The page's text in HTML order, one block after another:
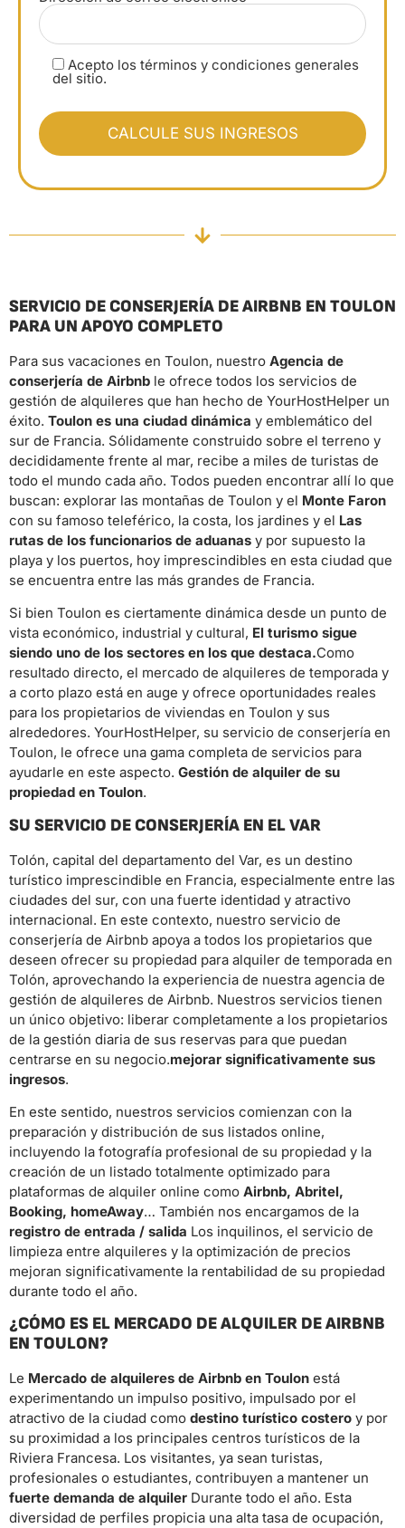
Acepto los términos y condiciones generales
del sitio.
SERVICIO DE CONSERJERÍA DE AIRBNB EN TOULON
PARA UN APOYO COMPLETO
Para sus vacaciones en Toulon, nuestro Agencia de
conserjería de Airbnb le ofrece todos los servicios de
gestión de alquileres que han hecho de YourHostHelper un
éxito. Toulon es una ciudad dinámica y emblemático del
sur de Francia. Sólidamente construido sobre el terreno y
decididamente frente al mar, recibe a miles de turistas de
todo el mundo cada año. Todos pueden encontrar allí lo que
buscan: explorar las montañas de Toulon y el Monte Faron
con su famoso teleférico, la costa, los jardines y el Las
rutas de los funcionarios de aduanas y por supuesto la
playa y los puertos, hoy imprescindibles en esta ciudad que
se encuentra entre las más grandes de Francia.
Si bien Toulon es ciertamente dinámica desde un punto de
vista económico, industrial y cultural, El turismo sigue
siendo uno de los sectores en los que destaca.Como
resultado directo, el mercado de alquileres de temporada y
a corto plazo está en auge y ofrece oportunidades reales
para los propietarios de viviendas en Toulon y sus
alrededores. YourHostHelper, su servicio de conserjería en
Toulon, le ofrece una gama completa de servicios para
ayudarle en este aspecto. Gestión de alquiler de su
propiedad en Toulon.
SU SERVICIO DE CONSERJERÍA EN EL VAR
Tolón, capital del departamento del Var, es un destino
turístico imprescindible en Francia, especialmente entre las
ciudades del sur, con una fuerte identidad y atractivo
internacional. En este contexto, nuestro servicio de
conserjería de Airbnb apoya a todos los propietarios que
deseen ofrecer su propiedad para alquiler de temporada en
Tolón, aprovechando la experiencia de nuestra agencia de
gestión de alquileres de Airbnb. Nuestros servicios tienen
un único objetivo: liberar completamente a los propietarios
de la gestión diaria de sus reservas para que puedan
centrarse en su negocio.mejorar significativamente sus
ingresos.
En este sentido, nuestros servicios comienzan con la
preparación y distribución de sus listados online,
incluyendo la fotografía profesional de su propiedad y la
creación de un listado totalmente optimizado para
plataformas de alquiler online como Airbnb, Abritel,
Booking, homeAway… También nos encargamos de la
registro de entrada / salida Los inquilinos, el servicio de
limpieza entre alquileres y la optimización de precios
mejoran significativamente la rentabilidad de su propiedad
durante todo el año.
¿CÓMO ES EL MERCADO DE ALQUILER DE AIRBNB
EN TOULON?
Le Mercado de alquileres de Airbnb en Toulon está
experimentando un impulso positivo, impulsado por el
atractivo de la ciudad como destino turístico costero y por
su proximidad a los principales centros turísticos de la
Riviera Francesa. Los visitantes, ya sean turistas,
profesionales o estudiantes, contribuyen a mantener un
fuerte demanda de alquiler Durante todo el año. Esta
diversidad de perfiles propicia una alta tasa de ocupación,